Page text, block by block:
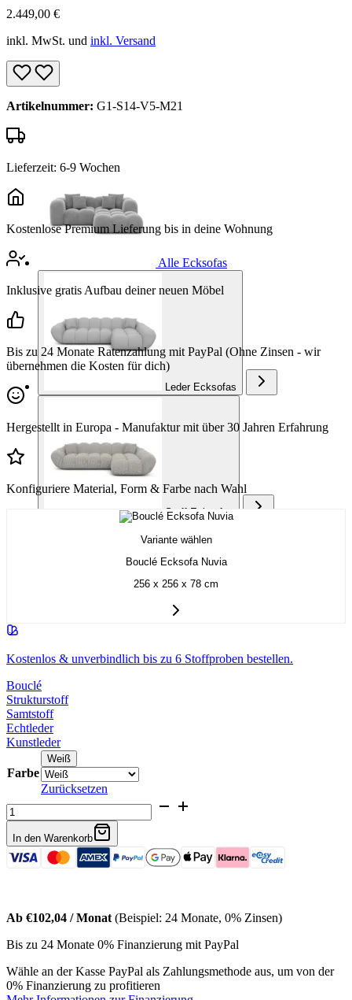
Alle Ecksofas
Leder Ecksofas
Stoff Ecksofas
2.449,00 €
inkl. MwSt. und inkl. Versand
Artikelnummer: G1-S14-V5-M21
Lieferzeit: 6-9 Wochen
Kostenlose Premium Lieferung bis in deine Wohnung
Inklusive gratis Aufbau deiner neuen Möbel
Bis zu 24 Monate Ratenzahlung mit PayPal (Ohne Zinsen - wir
übernehmen die Kosten für dich)
Hergestellt in Europa - Manufaktur mit über 30 Jahren Erfahrung
Konfiguriere Material, Form & Farbe nach Wahl
Variante wählen
Bouclé Ecksofa Nuvia
256 x 256 x 78 cm
Kostenlos & unverbindlich bis zu 6 Stoffproben bestellen.
Bouclé
Strukturstoff
Samtstoff
Echtleder
Kunstleder
Farbe
Weiß
Zurücksetzen
Bouclé
Ecksofa
Nuvia
Menge
In den Warenkorb
Ab €102,04 / Monat (Beispiel: 24 Monate, 0% Zinsen)
Bis zu 24 Monate 0% Finanzierung mit PayPal
Wähle an der Kasse PayPal als Zahlungsmethode aus, um von der
0% Finanzierung zu profitieren